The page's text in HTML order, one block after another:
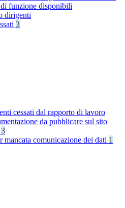
funzione disponibili
dirigenti
3
cessati dal rapporto di lavoro
da pubblicare sul sito
3
mancata comunicazione dei dati 1